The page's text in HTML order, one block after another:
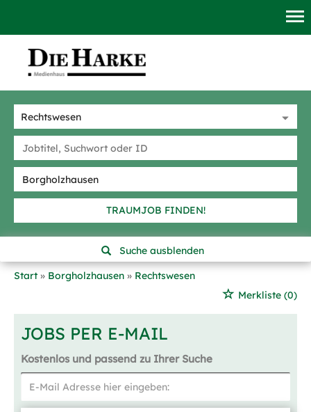
TRAUMJOB FINDEN!
Suche ausblenden
Start
Borgholzhausen
Rechtswesen
Merkliste (0)
JOBS PER E-MAIL
Kostenlos und passend zu Ihrer Suche